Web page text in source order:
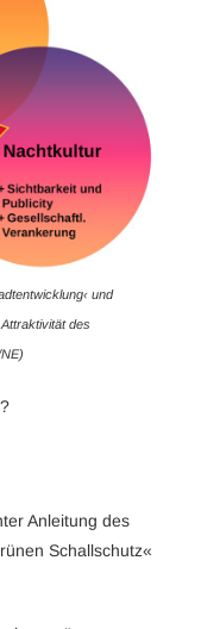
und
des
Anleitung des
Schallschutz«